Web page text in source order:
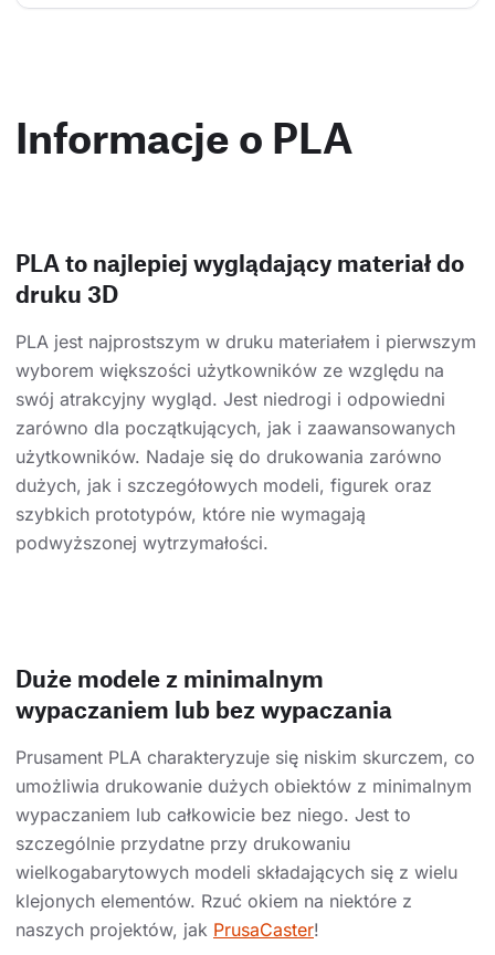
Informacje o PLA
PLA to najlepiej wyglądający materiał do
druku 3D
PLA jest najprostszym w druku materiałem i pierwszym
wyborem większości użytkowników ze względu na
swój atrakcyjny wygląd. Jest niedrogi i odpowiedni
zarówno dla początkujących, jak i zaawansowanych
użytkowników. Nadaje się do drukowania zarówno
dużych, jak i szczegółowych modeli, figurek oraz
szybkich prototypów, które nie wymagają
podwyższonej wytrzymałości.
Duże modele z minimalnym
wypaczaniem lub bez wypaczania
Prusament PLA charakteryzuje się niskim skurczem, co
umożliwia drukowanie dużych obiektów z minimalnym
wypaczaniem lub całkowicie bez niego. Jest to
szczególnie przydatne przy drukowaniu
wielkogabarytowych modeli składających się z wielu
klejonych elementów. Rzuć okiem na niektóre z
naszych projektów, jak PrusaCaster!